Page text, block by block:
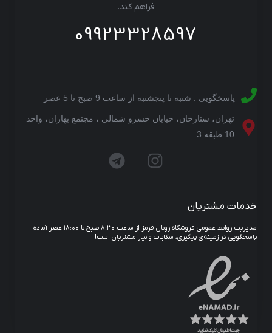
فراهم کند.
09923328597
پاسخگویی : شنبه تا پنجشنبه از ساعت 9 صبح تا 5 عصر
تهران، ستارخان، خیابان خسرو شمالی ، مجتمع بهاران، واحد
10 طبقه 3
خدمات مشتریان
مدیریت روابط عمومی فروشگاه روبان قرمز از ساعت ۸:۳۰ صبح تا ۱۸:۰۰ عصر آماده
پاسخگویی در زمینه‌ی پیگیری، شکایات و نیاز مشتریان است!